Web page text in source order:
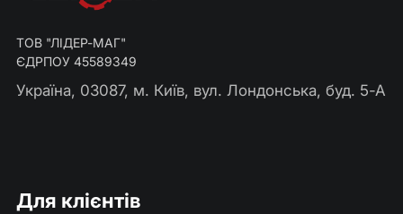
ТОВ "ЛІДЕР-МАГ"
ЄДРПОУ 45589349
Україна, 03087, м. Київ, вул. Лондонська, буд. 5-А
Для клієнтів